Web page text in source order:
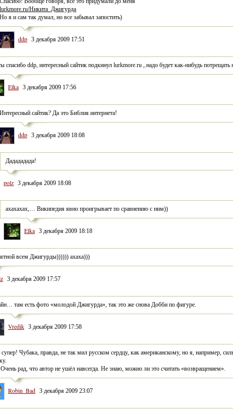
lurkmore.ru/Никита_Джигурда
Но я и сам так думал, но все забывал запостить)
ddp 3 декабря 2009 17:51
спасибо ddp, интересный сайтик подкинул lurkmore.ru ,.надо будет как-нибудь
Elka 3 декабря 2009 17:56
Интересный сайтик? Да это Библия интернета!
ddp 3 декабря 2009 18:08
Дадададада!
polz 3 декабря 2009 18:08
ахахахах,… Википедия явно проигрывает по сравнению с ним))
Elka 3 декабря 2009 18:18
всем Джигурды)))))) ахаха)))
3 декабря 2009 17:57
там есть фото «молодой Джигурда», так это же снова Добби по фигуре.
Vredik 3 декабря 2009 17:58
супер! Чубака, правда, не так мил русском сердцу, как американскому, но я, например,
рад, что автор не ушёл навсегда. Не знаю, можно ли это считать «возвращением».
Robin_Bad 3 декабря 2009 23:07